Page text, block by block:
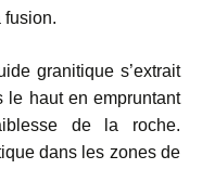
fusion.
granitique s’extrait
le haut en empruntant
de la roche.
dans les zones de